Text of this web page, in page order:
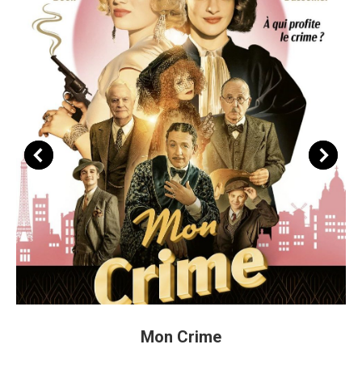
Mon Crime